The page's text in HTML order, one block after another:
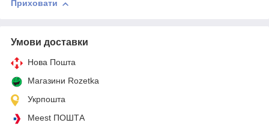
Приховати
Умови доставки
Нова Пошта
Магазини Rozetka
Укрпошта
Meest ПОШТА